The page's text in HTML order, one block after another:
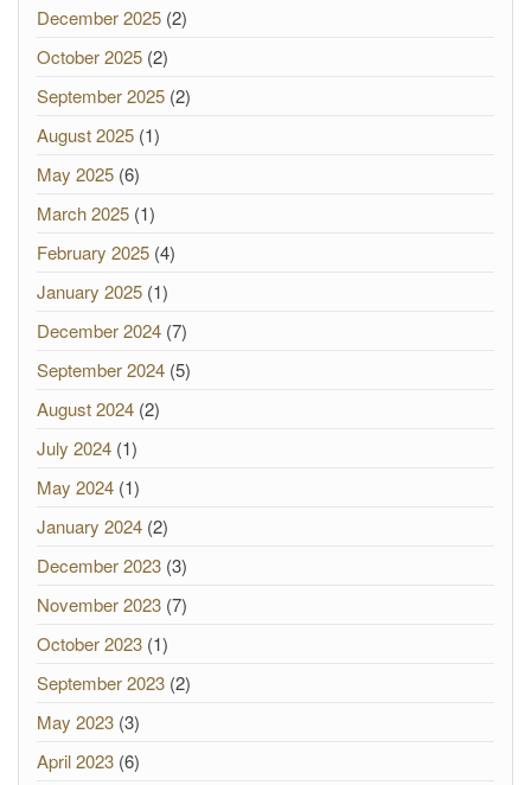
December 2025 (2)
October 2025 (2)
September 2025 (2)
August 2025 (1)
May 2025 (6)
March 2025 (1)
February 2025 (4)
January 2025 (1)
December 2024 (7)
September 2024 (5)
August 2024 (2)
July 2024 (1)
May 2024 (1)
January 2024 (2)
December 2023 (3)
November 2023 (7)
October 2023 (1)
September 2023 (2)
May 2023 (3)
April 2023 (6)